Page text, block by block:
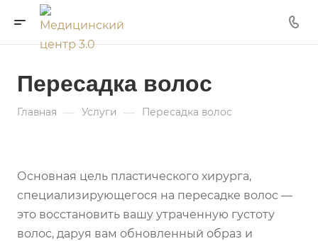
Пересадка волос
Главная — Услуги — Пересадка волос
Основная цель пластического хирурга,
специализирующегося на пересадке волос —
это восстановить вашу утраченную густоту
волос, даруя вам обновленный образ и